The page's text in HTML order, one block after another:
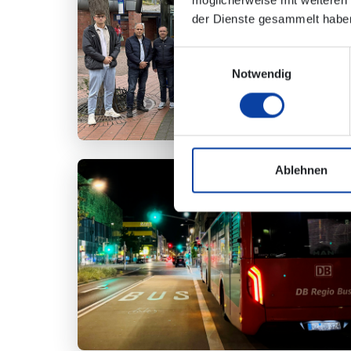
der Dienste gesammelt
Einwilligungsauswahl
Notwendig
Ablehnen